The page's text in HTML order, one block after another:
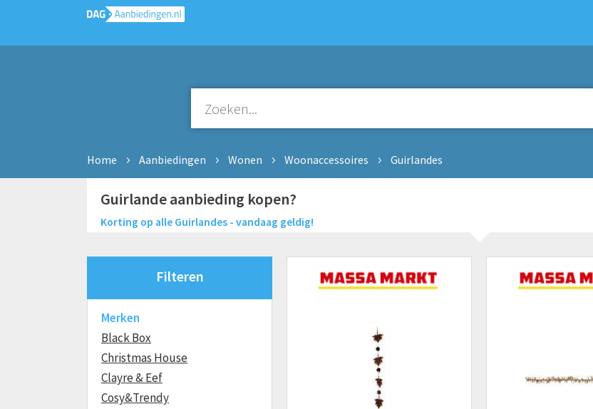
Home Aanbiedingen Wonen Woonaccessoires Guirlandes
Guirlande aanbieding kopen?
Korting op alle Guirlandes - vandaag geldig!
Filteren
Merken
Black Box
Christmas House
Clayre & Eef
Cosy&Trendy